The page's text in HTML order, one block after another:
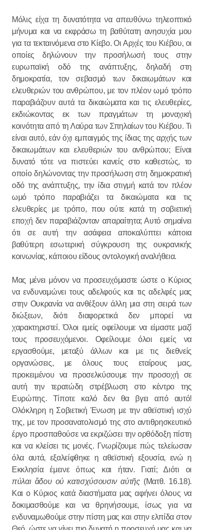
Μόλις είχα τη δυνατότητα να απευθύνω τηλεοπτικό
μήνυμα και να εκφράσω τη βαθύτατη ανησυχία μου
για τα τεκταινόμενα στο Κίεβο. Οι Αρχές του Κιέβου, οι
οποίες δηλώνουν την προσήλωσή τους στην
ευρωπαϊκή οδό της ανάπτυξης, δηλαδή στη
δημοκρατία, τον σεβασμό των δικαιωμάτων και
ελευθεριών του ανθρώπου, με τον πλέον ωμό τρόπο
παραβιάζουν αυτά τα δικαιώματα και τις ελευθερίες,
εκδιώκοντας εκ των πραγμάτων τη μοναχική
κοινότητα από τη Λαύρα των Σπηλαίων του Κιέβου. Τι
είναι αυτό, εάν όχι εμπαιγμός της ίδιας της αρχής των
δικαιωμάτων και ελευθεριών του ανθρώπου; Είναι
δυνατό τότε να πιστεύει κανείς στο καθεστώς, το
οποίο δηλώνοντας την προσήλωση στη δημοκρατική
οδό της ανάπτυξης, την ίδια στιγμή κατά τον πλέον
ωμό τρόπο παραβιάζει τα δικαιώματα και τις
ελευθερίες με τρόπο, που ούτε κατά τη σοβιετική
εποχή δεν παραβιάζονταν απαραίτητα; Αυτό σημαίνει
ότι σε αυτή την ασάφεια αποκαλύπτει κάποια
βαθύτερη εσωτερική σύγκρουση της ουκρανικής
κοινωνίας, κάποιου είδους οντολογική αναλήθεια.
Μας μένει μόνον να προσευχόμαστε ώστε ο Κύριος
να ενδυναμώνει τους αδελφούς και τις αδελφές μας
στην Ουκρανία να ανθέξουν άλλη μια στη σειρά των
διώξεων, διότι διαφορετικά δεν μπορεί να
χαρακτηριστεί. Όλοι εμείς οφείλουμε να είμαστε μαζί
τους προσευχόμενοι. Οφείλουμε όλοι εμείς να
εργασθούμε, μεταξύ άλλων και με τις διεθνείς
οργανώσεις, με όλους τους εταίρους μας,
προκειμένου να προσελκύσουμε την προσοχή σε
αυτή την τερατώδη στρέβλωση στο κέντρο της
Ευρώπης. Τίποτε καλό δεν θα βγει από αυτό!
Ολόκληρη η Σοβιετική Ένωση με την αθεϊστική ισχύ
της, με τον προσανατολισμό της στο αντιθρησκευτικό
έργο προσπαθούσε να εκριζώσει την ορθόδοξη πίστη
και να κλείσει τις μονές. Γνωρίζουμε πώς τελείωσαν
όλα αυτά, εξαλείφθηκε η αθεϊστική εξουσία, ενώ η
Εκκλησία έμεινε όπως και ήταν. Γιατί; Διότι οι
πύλαι ἅδου οὐ κατισχύσουσιν αὐτῆς(Ματθ. 16.18).
Και ο Κύριος κατά διαστήματα μας αφήνει όλους να
δοκιμασθούμε και να θρηνήσουμε, ίσως για να
ενδυναμωθούμε στην πίστη μας και στην ελπίδα στον